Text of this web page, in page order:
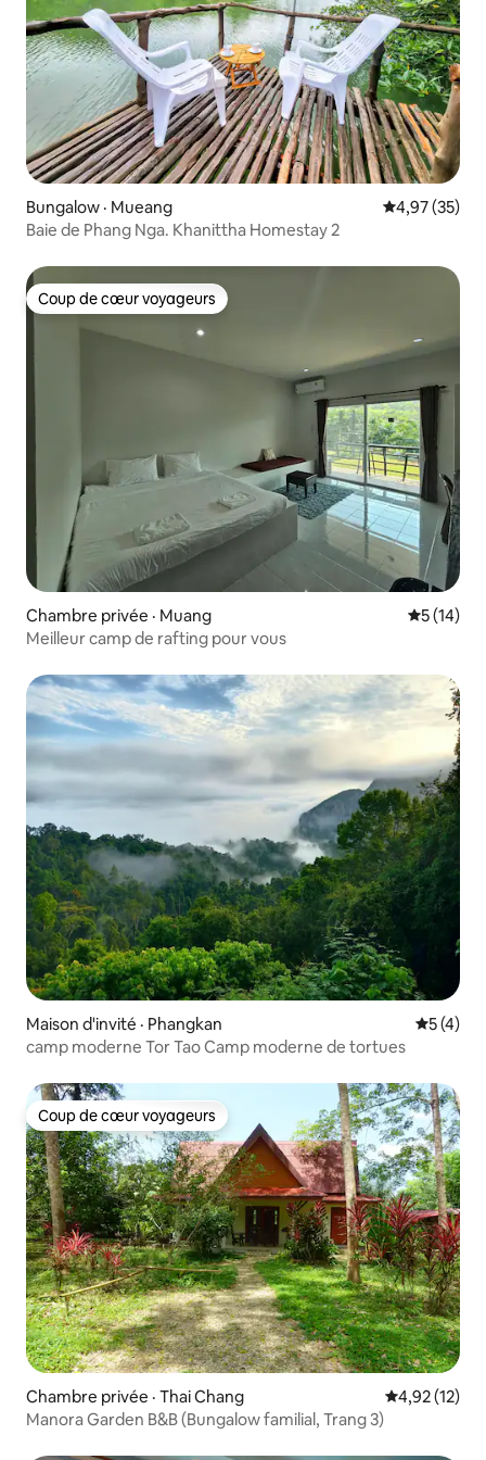
Bungalow · Mueang Note
4,97 (35)
Baie de Phang Nga. Khanittha Homestay 2
Coup de cœur voyageurs
Coup de cœur voyageurs
Chambre privée · Muang Note
5 (14)
Meilleur camp de rafting pour vous
Maison d'invité · Phangkan Note
5 (4)
camp moderne Tor Tao Camp moderne de tortues
Coup de cœur voyageurs
Coup de cœur voyageurs
Chambre privée · Thai Chang Note
4,92 (12)
Manora Garden B&B (Bungalow familial, Trang 3)